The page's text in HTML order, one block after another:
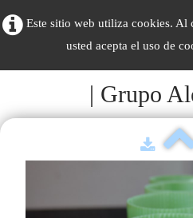
Este sitio web utiliza cookies. Al
usted acepta el uso de
| Grupo